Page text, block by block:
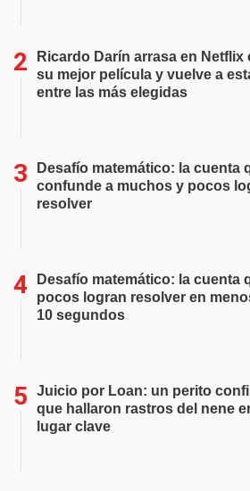
Ricardo Darín arrasa en Netflix
su mejor película y vuelve a
entre las más elegidas
Desafío matemático: la cuenta
confunde a muchos y pocos
resolver
Desafío matemático: la cuenta
pocos logran resolver en
10 segundos
Juicio por Loan: un perito
que hallaron rastros del nene
lugar clave